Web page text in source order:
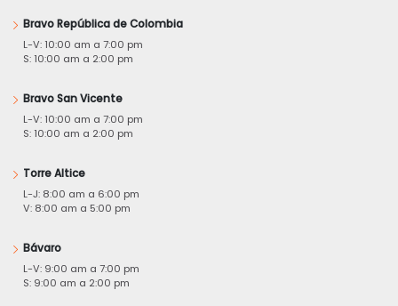
Bravo República de Colombia
L-V: 10:00 am a 7:00 pm
S: 10:00 am a 2:00 pm
Bravo San Vicente
L-V: 10:00 am a 7:00 pm
S: 10:00 am a 2:00 pm
Torre Altice
L-J: 8:00 am a 6:00 pm
V: 8:00 am a 5:00 pm
Bávaro
L-V: 9:00 am a 7:00 pm
S: 9:00 am a 2:00 pm